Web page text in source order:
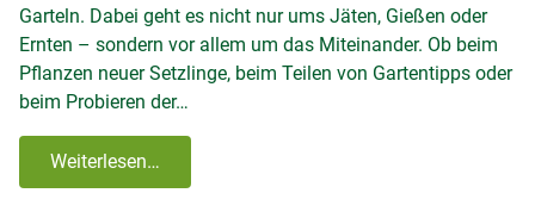
Garteln. Dabei geht es nicht nur ums Jäten, Gießen oder
Ernten – sondern vor allem um das Miteinander. Ob beim
Pflanzen neuer Setzlinge, beim Teilen von Gartentipps oder
beim Probieren der…
Weiterlesen…